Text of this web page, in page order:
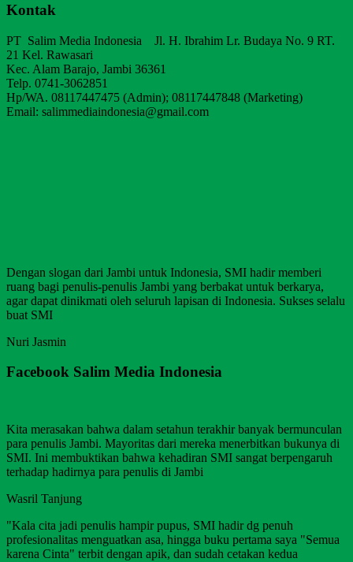
Kontak
PT Salim Media Indonesia Jl. H. Ibrahim Lr. Budaya No. 9 RT.
21 Kel. Rawasari
Kec. Alam Barajo, Jambi 36361
Telp. 0741-3062851
Hp/WA. 08117447475 (Admin); 08117447848 (Marketing)
Email: salimmediaindonesia@gmail.com
Dengan slogan dari Jambi untuk Indonesia, SMI hadir memberi
ruang bagi penulis-penulis Jambi yang berbakat untuk berkarya,
agar dapat dinikmati oleh seluruh lapisan di Indonesia. Sukses selalu
buat SMI
Nuri Jasmin
Facebook Salim Media Indonesia
Kita merasakan bahwa dalam setahun terakhir banyak bermunculan
para penulis Jambi. Mayoritas dari mereka menerbitkan bukunya di
SMI. Ini membuktikan bahwa kehadiran SMI sangat berpengaruh
terhadap hadirnya para penulis di Jambi
Wasril Tanjung
"Kala cita jadi penulis hampir pupus, SMI hadir dg penuh
profesionalitas menguatkan asa, hingga buku pertama saya "Semua
karena Cinta" terbit dengan apik, dan sudah cetakan kedua